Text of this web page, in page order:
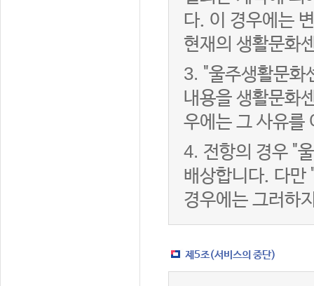
다. 이 경우에는
현재의 생활문화
3. "울주생활문화
내용을 생활문화
우에는 그 사유를
4. 전항의 경우 "
배상합니다. 다만
경우에는 그러하
제5조(서비스의 중단)